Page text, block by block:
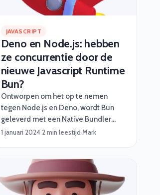
JAVASCRIPT
Deno en Node.js: hebben
ze concurrentie door de
nieuwe Javascript Runtime
Bun?
Ontworpen om het op te nemen
tegen Node.js en Deno, wordt Bun
geleverd met een Native Bundler
voor het combineren van meerdere
Runner die in staat is om repetitieve
taken af te handelen. Bovendien zit
er ook een Transpiler bij. Deze
1 januari 2024·2 min leestijd·Mark